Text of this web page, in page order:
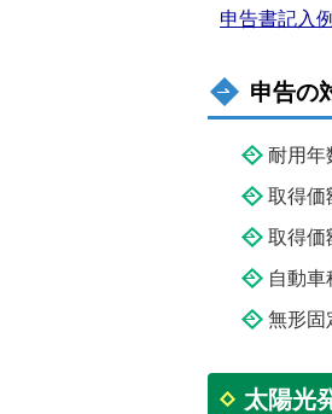
申告書記入
申告の
耐用年
取得価
取得価
自動
無形固
太陽光